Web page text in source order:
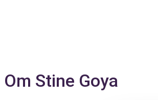
Om Stine Goya